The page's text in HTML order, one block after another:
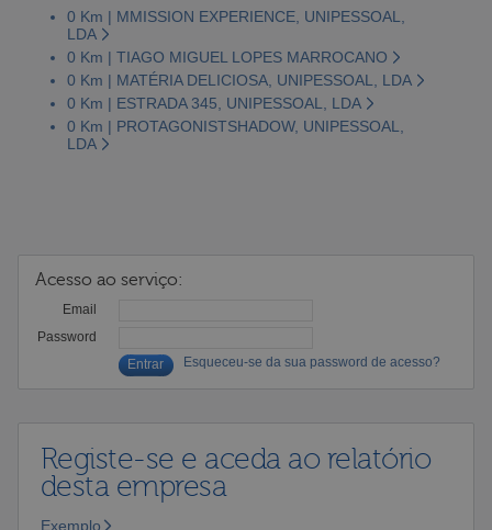
0 Km | MMISSION EXPERIENCE, UNIPESSOAL,
LDA
0 Km | TIAGO MIGUEL LOPES MARROCANO
0 Km | MATÉRIA DELICIOSA, UNIPESSOAL, LDA
0 Km | ESTRADA 345, UNIPESSOAL, LDA
0 Km | PROTAGONISTSHADOW, UNIPESSOAL,
LDA
Acesso ao serviço:
Email
Password
Esqueceu-se da sua password de acesso?
Registe-se e aceda ao relatório
desta empresa
Exemplo